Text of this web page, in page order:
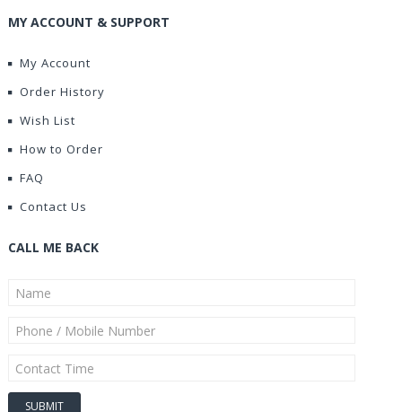
MY ACCOUNT & SUPPORT
My Account
Order History
Wish List
How to Order
FAQ
Contact Us
CALL ME BACK